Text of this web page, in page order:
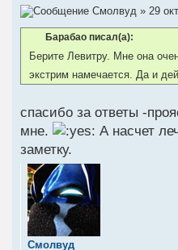
Смолвуд » 29
Барабао писал(а):
Берите Левитру. Мне она
экстрим намечается. Да и
спасибо за ответы -
мне.
А насчет
заметку.
Смолвуд